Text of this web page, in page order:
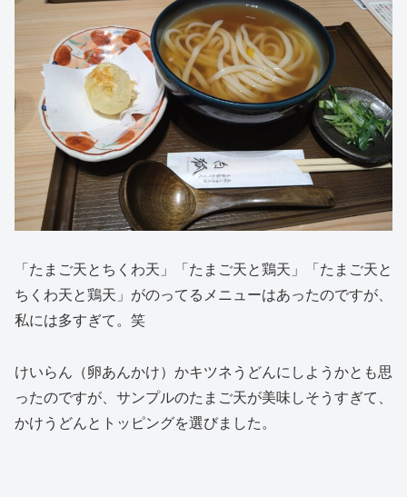
「たまご天とちくわ天」「たまご天と鶏天」「たまご天と
ちくわ天と鶏天」がのってるメニューはあったのですが、
私には多すぎて。笑
けいらん（卵あんかけ）かキツネうどんにしようかとも思
ったのですが、サンプルのたまご天が美味しそうすぎて、
かけうどんとトッピングを選びました。